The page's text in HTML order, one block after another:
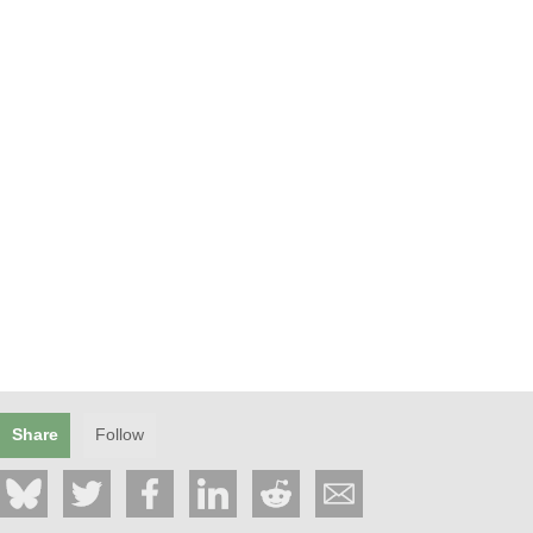
Share Follow